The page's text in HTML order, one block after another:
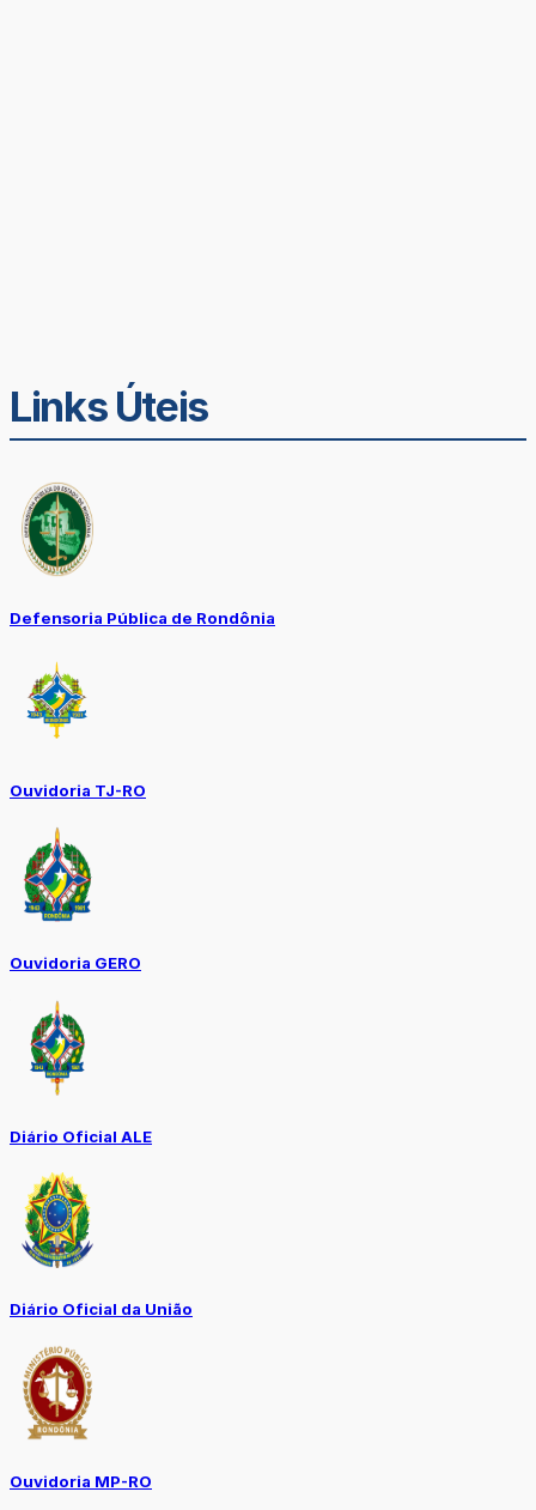
Links Úteis
Defensoria Pública de Rondônia
Ouvidoria TJ-RO
Ouvidoria GERO
Diário Oficial ALE
Diário Oficial da União
Ouvidoria MP-RO